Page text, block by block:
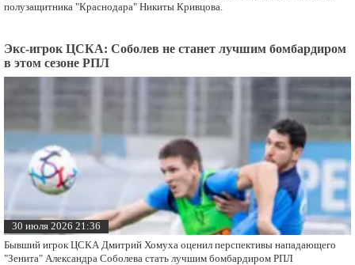
полузащитника "Краснодара" Никиты Кривцова.
Экс-игрок ЦСКА: Соболев не станет лучшим бомбардиром
в этом сезоне РПЛ
30 июля 2026 21:36
Бывший игрок ЦСКА Дмитрий Хомуха оценил перспективы нападающего
"Зенита" Александра Соболева стать лучшим бомбардиром РПЛ